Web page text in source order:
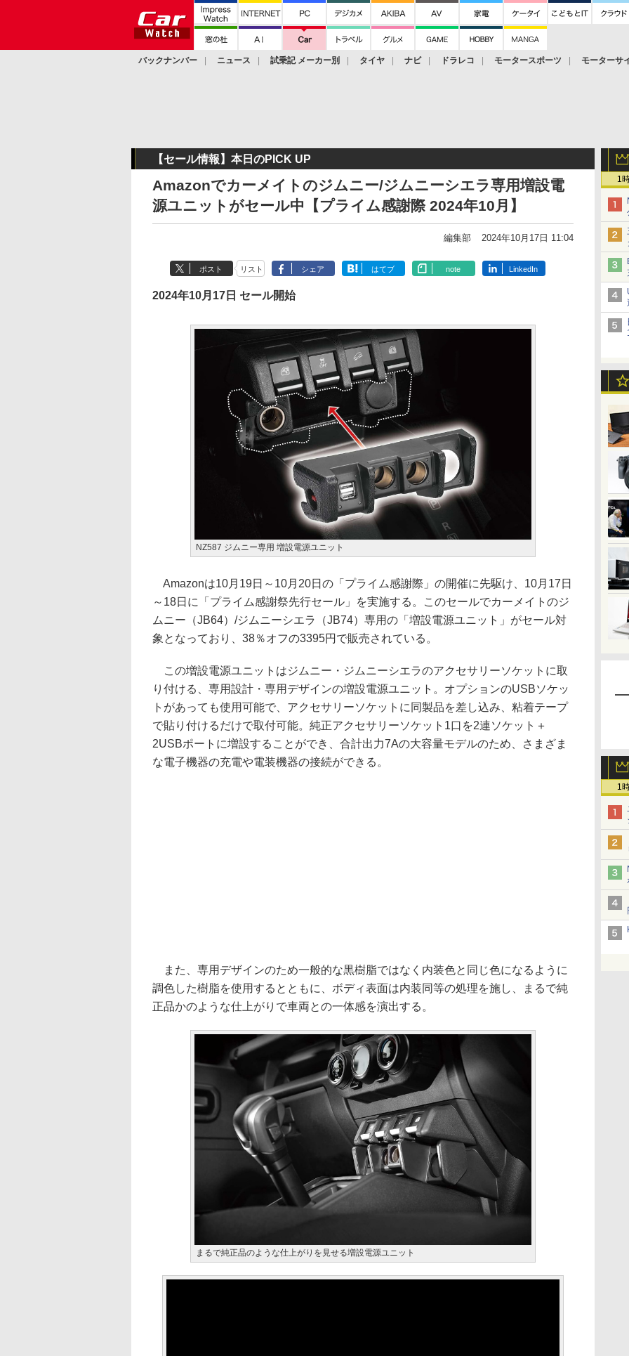
バックナンバー ニュース 試乗記 メーカー別 タイヤ ナビ ドラレコ モータースポーツ モーターサ
1
1
【セール情報】本日のPICK UP
Amazonでカーメイトのジムニー/ジムニーシエラ専用増設電
源ユニットがセール中【プライム感謝際 2024年10月】
編集部 2024年10月17日 11:04
ポスト リスト シェア はてブ note LinkedIn
2024年10月17日 セール開始
NZ587 ジムニー専用 増設電源ユニット
Amazonは10月19日～10月20日の「プライム感謝際」の開催に先駆け、10月17日
～18日に「プライム感謝祭先行セール」を実施する。このセールでカーメイトのジ
ムニー（JB64）/ジムニーシエラ（JB74）専用の「増設電源ユニット」がセール対
象となっており、38％オフの3395円で販売されている。
この増設電源ユニットはジムニー・ジムニーシエラのアクセサリーソケットに取
り付ける、専用設計・専用デザインの増設電源ユニット。オプションのUSBソケッ
トがあっても使用可能で、アクセサリーソケットに同製品を差し込み、粘着テープ
で貼り付けるだけで取付可能。純正アクセサリーソケット1口を2連ソケット＋
2USBポートに増設することができ、合計出力7Aの大容量モデルのため、さまざま
な電子機器の充電や電装機器の接続ができる。
また、専用デザインのため一般的な黒樹脂ではなく内装色と同じ色になるように
調色した樹脂を使用するとともに、ボディ表面は内装同等の処理を施し、まるで純
正品かのような仕上がりで車両との一体感を演出する。
まるで純正品のような仕上がりを見せる増設電源ユニット